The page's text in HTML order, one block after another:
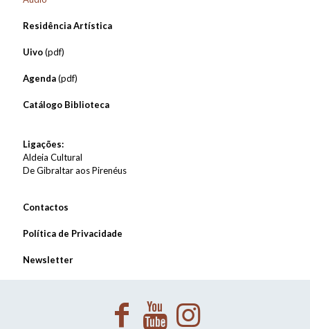
Residência Artística
Uivo(pdf)
Agenda(pdf)
Catálogo Biblioteca
Ligações:
Aldeia Cultural
De Gibraltar aos Pirenéus
Contactos
Política de Privacidade
Newsletter